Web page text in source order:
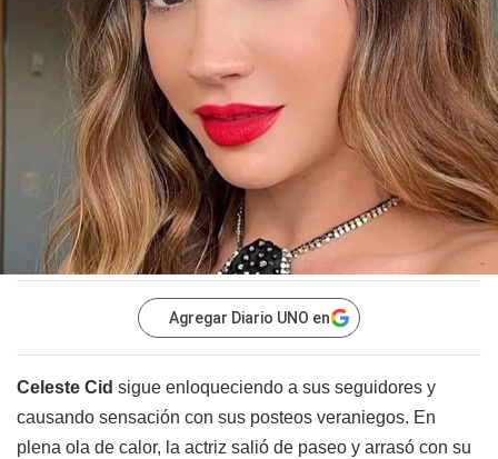
Agregar Diario UNO en
Celeste Cid sigue enloqueciendo a sus seguidores y
causando sensación con sus posteos veraniegos. En
plena ola de calor, la actriz salió de paseo y arrasó con su